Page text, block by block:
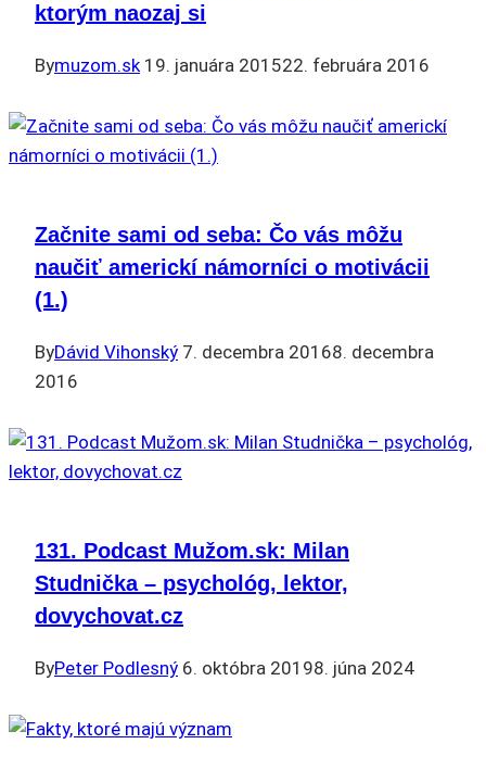
ktorým naozaj si
Bymuzom.sk 19. januára 201522. februára 2016
Začnite sami od seba: Čo vás môžu
naučiť americkí námorníci o motivácii
(1.)
ByDávid Vihonský 7. decembra 20168. decembra
2016
131. Podcast Mužom.sk: Milan
Studnička – psychológ, lektor,
dovychovat.cz
ByPeter Podlesný 6. októbra 20198. júna 2024